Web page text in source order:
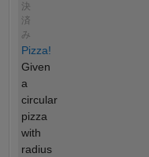
決
済
み
Pizza!
Given
a
circular
pizza
with
radius